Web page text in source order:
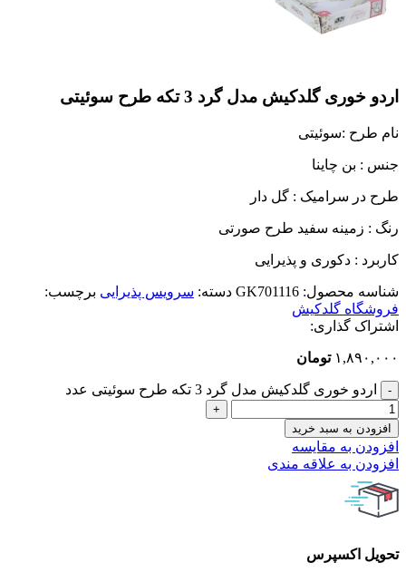
اردو خوری گلدکیش مدل گرد 3 تکه طرح سوئیتی
نام طرح :‌سوئیتی
جنس : بن چاینا
طرح در سرامیک : گل دار
رنگ : زمینه سفید طرح صورتی
کاربرد : دکوری و پذیرایی
شناسه محصول: GK701116 دسته: سرویس پذیرایی برچسب:
فروشگاه گلدکیش
اشتراک گذاری:
۱,۸۹۰,۰۰۰ تومان
اردو خوری گلدکیش مدل گرد 3 تکه طرح سوئیتی عدد
افزودن به سبد خرید
افزودن به مقایسه
افزودن به علاقه مندی
تحویل اکسپرس